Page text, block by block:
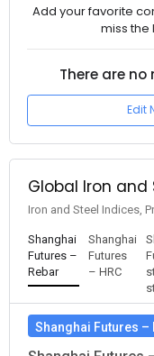
Add your favorite
miss the
There are
Edit
Global Iron and
Iron and Steel Indices,
Shanghai
Futures –
Rebar
Shanghai
Futures
– HRC
Shanghai Futures